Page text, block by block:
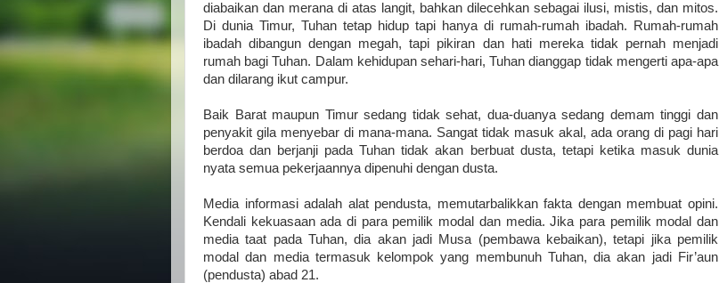
diabaikan dan merana di atas langit, bahkan dilecehkan sebagai ilusi, mistis, dan mitos.
Di dunia Timur, Tuhan tetap hidup tapi hanya di rumah-rumah ibadah. Rumah-rumah
ibadah dibangun dengan megah, tapi pikiran dan hati mereka tidak pernah menjadi
rumah bagi Tuhan. Dalam kehidupan sehari-hari, Tuhan dianggap tidak mengerti apa-apa
dan dilarang ikut campur.
Baik Barat maupun Timur sedang tidak sehat, dua-duanya sedang demam tinggi dan
penyakit gila menyebar di mana-mana. Sangat tidak masuk akal, ada orang di pagi hari
berdoa dan berjanji pada Tuhan tidak akan berbuat dusta, tetapi ketika masuk dunia
nyata semua pekerjaannya dipenuhi dengan dusta.
Media informasi adalah alat pendusta, memutarbalikkan fakta dengan membuat opini.
Kendali kekuasaan ada di para pemilik modal dan media. Jika para pemilik modal dan
media taat pada Tuhan, dia akan jadi Musa (pembawa kebaikan), tetapi jika pemilik
modal dan media termasuk kelompok yang membunuh Tuhan, dia akan jadi Fir’aun
(pendusta) abad 21.